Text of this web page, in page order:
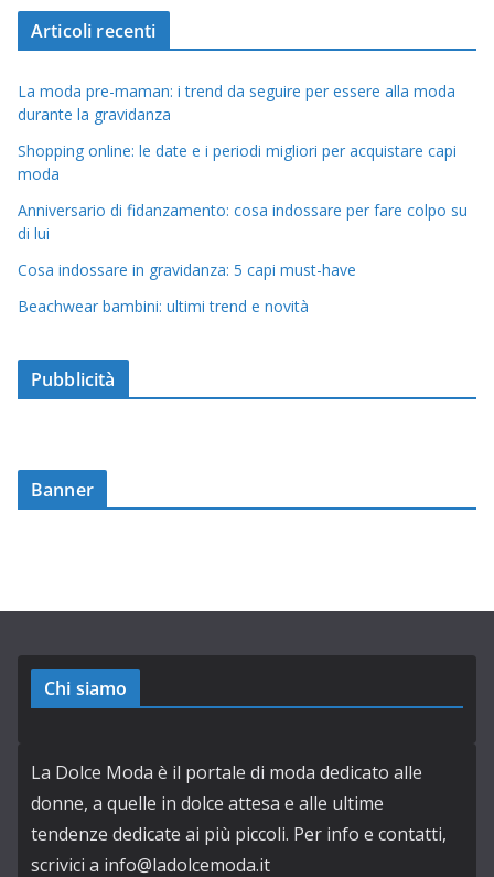
Articoli recenti
La moda pre-maman: i trend da seguire per essere alla moda
durante la gravidanza
Shopping online: le date e i periodi migliori per acquistare capi
moda
Anniversario di fidanzamento: cosa indossare per fare colpo su
di lui
Cosa indossare in gravidanza: 5 capi must-have
Beachwear bambini: ultimi trend e novità
Pubblicità
Banner
Chi siamo
La Dolce Moda è il portale di moda dedicato alle
donne, a quelle in dolce attesa e alle ultime
tendenze dedicate ai più piccoli. Per info e contatti,
scrivici a info@ladolcemoda.it